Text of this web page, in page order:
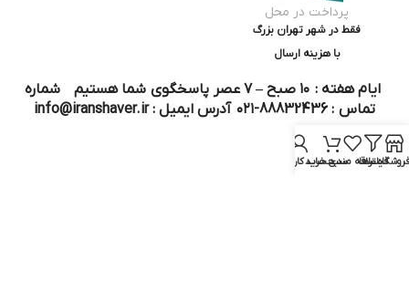
پرداخت در محل
فقط در شهر تهران بزرگ
با هزینه ارسال
ایام هفته : ۱۰ صبح – ۷ عصر پاسخگوی شما هستیم شماره
تماس : 88832436-۰۲۱ آدرس ایمیل : info@iranshaver.ir
فروشگاهفیلترها
علاقه مندیسبد خرید
حساب کاربری من